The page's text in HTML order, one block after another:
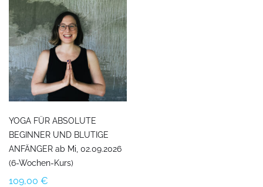
YOGA FÜR ABSOLUTE
BEGINNER UND BLUTIGE
ANFÄNGER ab Mi, 02.09.2026
(6-Wochen-Kurs)
109,00 €